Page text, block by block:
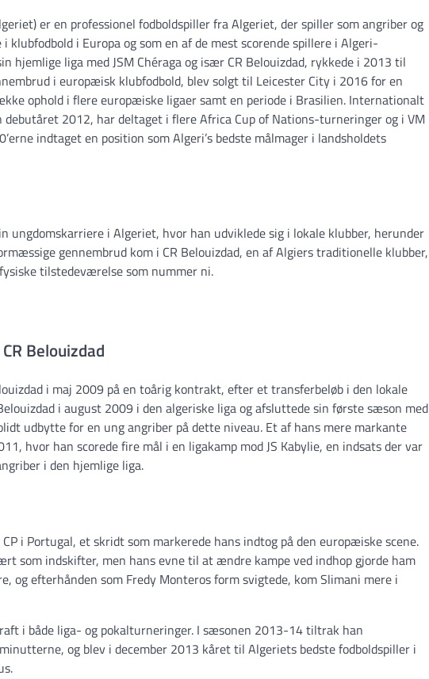
er en professionel fodboldspiller fra Algeriet, der spiller som angriber og
klubfodbold i Europa og som en af de mest scorende spillere i Algeri-
hjemlige liga med JSM Chéraga og især CR Belouizdad, rykkede i 2013 til
i europæisk klubfodbold, blev solgt til Leicester City i 2016 for en
ophold i flere europæiske ligaer samt en periode i Brasilien. Internationalt
2012, har deltaget i flere Africa Cup of Nations-turneringer og i VM
indtaget en position som Algeri’s bedste målmager i landsholdets
ungdomskarriere i Algeriet, hvor han udviklede sig i lokale klubber, herunder
gennembrud kom i CR Belouizdad, en af Algiers traditionelle klubber,
tilstedeværelse som nummer ni.
Belouizdad
i maj 2009 på en toårig kontrakt, efter et transferbeløb i den lokale
i august 2009 i den algeriske liga og afsluttede sin første sæson med
udbytte for en ung angriber på dette niveau. Et af hans mere markante
hvor han scorede fire mål i en ligakamp mod JS Kabylie, en indsats der var
i den hjemlige liga.
i Portugal, et skridt som markerede hans indtog på den europæiske scene.
som indskifter, men hans evne til at ændre kampe ved indhop gjorde ham
efterhånden som Fredy Monteros form svigtede, kom Slimani mere i
i både liga- og pokalturneringer. I sæsonen 2013-14 tiltrak han
og blev i december 2013 kåret til Algeriets bedste fodboldspiller i